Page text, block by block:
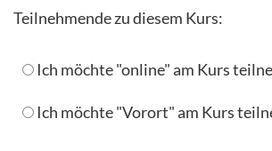
Teilnehmende zu diesem Kurs:
Ich möchte "online" am Kurs
Ich möchte "Vorort" am Kurs